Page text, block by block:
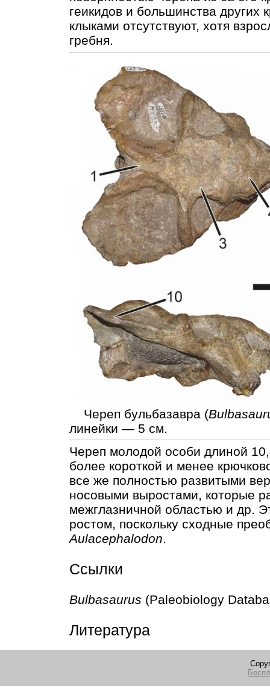
геикидов и большинства других
клыками отсутствуют, хотя
гребня.
Череп бульбазавра (
линейки — 5 см.
Череп молодой особи длиной
более короткой и менее
все же полностью развитыми
носовыми выростами, которые
межглазничной областью и др.
ростом, поскольку сходные
Aulacephalodon.
Ссылки
Bulbasaurus (Paleobiology
Литература